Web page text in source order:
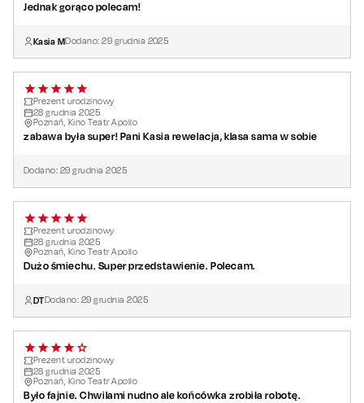
Jednak gorąco polecam!
Kasia MDodano:29 grudnia 2025
Prezent urodzinowy
28 grudnia 2025
Poznań, Kino Teatr Apollo
zabawa była super! Pani Kasia rewelacja, klasa sama w sobie
Dodano: 29 grudnia 2025
Prezent urodzinowy
28 grudnia 2025
Poznań, Kino Teatr Apollo
Dużo śmiechu. Super przedstawienie. Polecam.
DTDodano: 29 grudnia 2025
Prezent urodzinowy
28 grudnia 2025
Poznań, Kino Teatr Apollo
Było fajnie. Chwilami nudno ale końcówka zrobiła robotę.